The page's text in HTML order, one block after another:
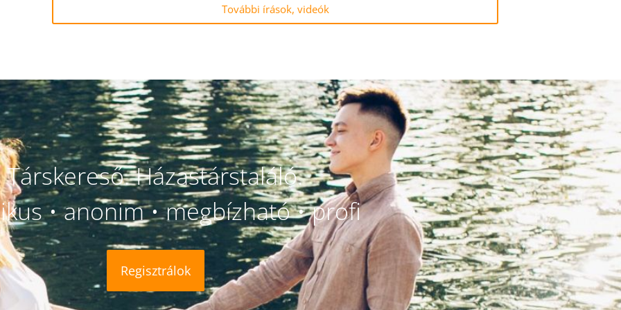
További írások, videók
Társkereső. Házastárstaláló.
• anonim • megbízható • profi
Regisztrálok